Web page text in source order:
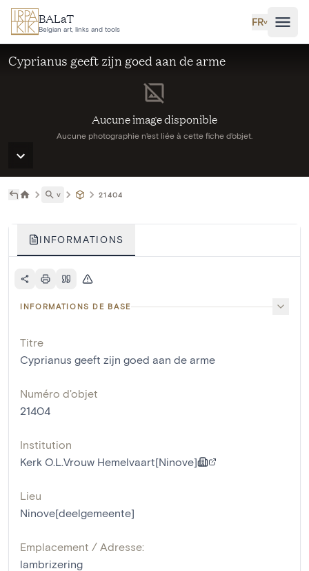
Aller au contenu principal
BALaT
Belgian art, links and tools
FR˅
Aucune image disponible
Aucune photographie n'est liée à cette fiche d'objet.
Cyprianus geeft zijn goed aan de arme
˅ 21404
INFORMATIONS
INFORMATIONS DE BASE
Titre
Cyprianus geeft zijn goed aan de arme
Numéro d'objet
21404
Institution
Kerk O.L.Vrouw Hemelvaart[Ninove]
Lieu
Ninove[deelgemeente]
Emplacement / Adresse:
lambrizering